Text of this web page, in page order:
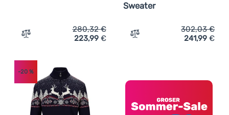
Zum Vergleich 'Damenpullover Dale of Norway Vilja
280,32€
223,99 €
Sweater
Zum Vergleich
302,03€
241,99 €
-20 %